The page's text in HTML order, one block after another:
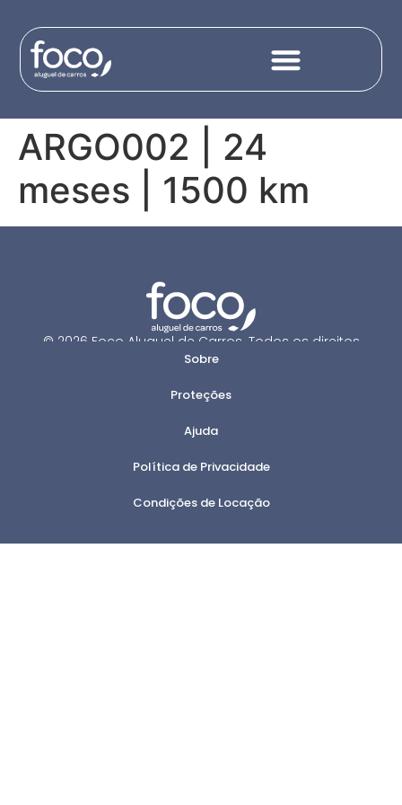
ARGO002 | 24
meses | 1500 km
Sobre
Proteções
Ajuda
Política de Privacidade
Condições de Locação
© 2026 Foco Aluguel de Carros. Todos os direitos
reservados.